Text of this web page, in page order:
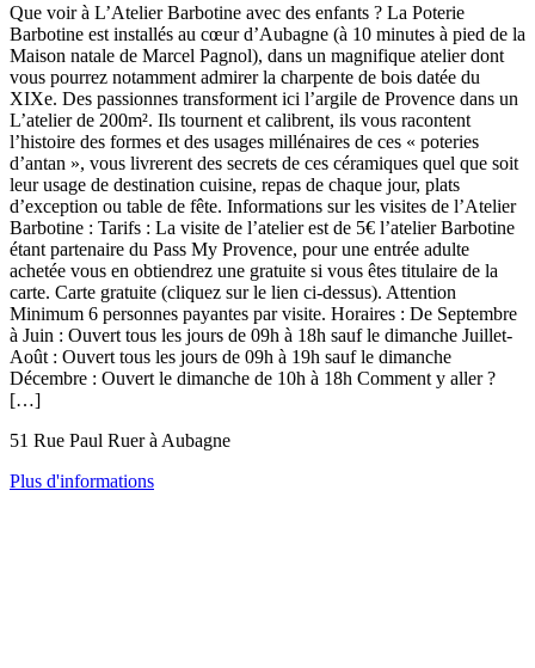
Que voir à L’Atelier Barbotine avec des enfants ? La Poterie
Barbotine est installés au cœur d’Aubagne (à 10 minutes à pied de la
Maison natale de Marcel Pagnol), dans un magnifique atelier dont
vous pourrez notamment admirer la charpente de bois datée du
XIXe. Des passionnes transforment ici l’argile de Provence dans un
L’atelier de 200m². Ils tournent et calibrent, ils vous racontent
l’histoire des formes et des usages millénaires de ces « poteries
d’antan », vous livrerent des secrets de ces céramiques quel que soit
leur usage de destination cuisine, repas de chaque jour, plats
d’exception ou table de fête. Informations sur les visites de l’Atelier
Barbotine : Tarifs : La visite de l’atelier est de 5€ l’atelier Barbotine
étant partenaire du Pass My Provence, pour une entrée adulte
achetée vous en obtiendrez une gratuite si vous êtes titulaire de la
carte. Carte gratuite (cliquez sur le lien ci-dessus). Attention
Minimum 6 personnes payantes par visite. Horaires : De Septembre
à Juin : Ouvert tous les jours de 09h à 18h sauf le dimanche Juillet-
Août : Ouvert tous les jours de 09h à 19h sauf le dimanche
Décembre : Ouvert le dimanche de 10h à 18h Comment y aller ?
[…]
51 Rue Paul Ruer à Aubagne
Plus d'informations